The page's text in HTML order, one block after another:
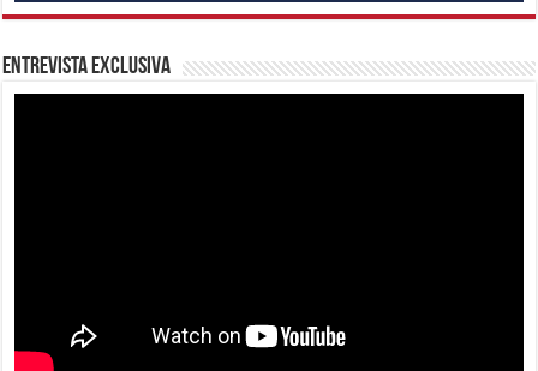
Entrevista Exclusiva